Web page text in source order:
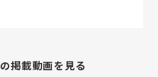
掲載動画を見る